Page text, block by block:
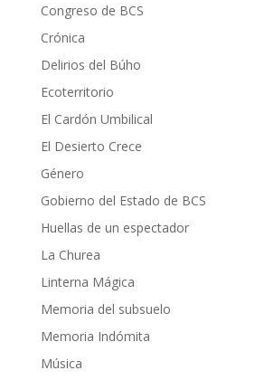
Congreso de BCS
Crónica
Delirios del Búho
Ecoterritorio
El Cardón Umbilical
El Desierto Crece
Género
Gobierno del Estado de BCS
Huellas de un espectador
La Churea
Linterna Mágica
Memoria del subsuelo
Memoria Indómita
Música